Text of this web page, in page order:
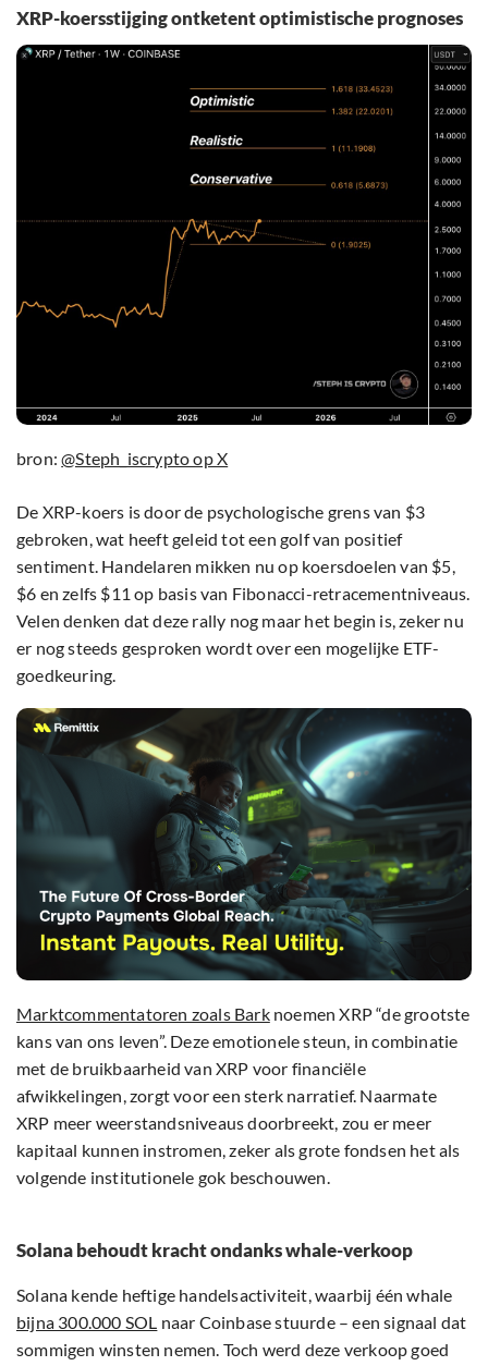
XRP-koersstijging ontketent optimistische prognoses
bron:@Steph_iscrypto op X
De XRP-koers is door de psychologische grens van $3
gebroken, wat heeft geleid tot een golf van positief
sentiment. Handelaren mikken nu op koersdoelen van $5,
$6 en zelfs $11 op basis van Fibonacci-retracementniveaus.
Velen denken dat deze rally nog maar het begin is, zeker nu
er nog steeds gesproken wordt over een mogelijke ETF-
goedkeuring.
Marktcommentatoren zoals Barknoemen XRP “de grootste
kans van ons leven”. Deze emotionele steun, in combinatie
met de bruikbaarheid van XRP voor financiële
afwikkelingen, zorgt voor een sterk narratief. Naarmate
XRP meer weerstandsniveaus doorbreekt, zou er meer
kapitaal kunnen instromen, zeker als grote fondsen het als
volgende institutionele gok beschouwen.
Solana behoudt kracht ondanks whale-verkoop
Solana kende heftige handelsactiviteit, waarbij één whale
bijna 300.000 SOL naar Coinbase stuurde – een signaal dat
sommigen winsten nemen. Toch werd deze verkoop goed